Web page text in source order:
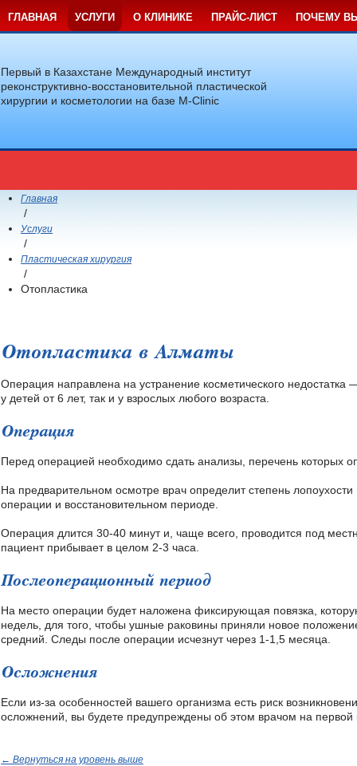
ГЛАВНАЯ УСЛУГИ О КЛИНИКЕ ПРАЙС-ЛИСТ ПОЧЕМУ
Первый в Казахстане Международный институт
реконструктивно-восстановительной пластической
хирургии и косметологии на базе M-Clinic
Главная
/
Услуги
/
Пластическая хирургия
/
Отопластика
Отопластика в Алматы
Операция направлена на устранение косметического недостатка
у детей от 6 лет, так и у взрослых любого возраста.
Операция
Перед операцией необходимо сдать анализы, перечень которых
На предварительном осмотре врач определит степень
операции и восстановительном периоде.
Операция длится 30-40 минут и, чаще всего, проводится под
пациент прибывает в целом 2-3 часа.
Послеоперационный период
На место операции будет наложена фиксирующая повязка,
недель, для того, чтобы ушные раковины приняли новое
средний. Следы после операции исчезнут через 1-1,5 месяца.
Осложнения
Если из-за особенностей вашего организма есть риск
осложнений, вы будете предупреждены об этом врачом на первой
← Вернуться на уровень выше